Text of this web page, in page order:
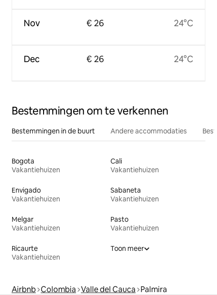
Nov
Dec
€ 26
€ 26
24°C
24°C
Bestemmingen om te verkennen
Bestemmingen in de buurt Andere accommodaties
Bogota
Vakantiehuizen
Cali
Vakantiehuizen
Envigado
Vakantiehuizen
Sabaneta
Vakantiehuizen
Melgar
Vakantiehuizen
Pasto
Vakantiehuizen
Ricaurte
Vakantiehuizen
Toon meer
Airbnb Colombia Valle del Cauca Palmira